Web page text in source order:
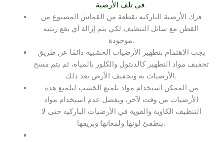
في تلف الأرضية.
فرك الأرضية الباركيه بقطعة من القماش المصنوع من
القطن مع سائل التنظيف لكي يتم إزالة أي بقع زيتيه
موجودة.
يجب الاهتمام بتطهير الأرضيات الخشبية دائمًا عن طريق
تخفيف مواد التطهير كالديتول والكلور بالمياه، ثم يتم مسح
الأرضيات به وتجفيف الأرض بعد ذلك.
من الممكن استخدام مواد تلميع الخشب لتلميع هذه
الأرضيات من وقت لآخر، ويفضل عدم استخدام مواد
التنظيف الكاوية والقوية في الأرضيات الباركيه حتى لا
ينطفئ لونها ولمعانها وبريقها.